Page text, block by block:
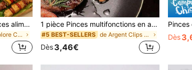
5 pièces Ensemble de pinces alimentaires en acier inoxydable, pinces de cuisine, résistantes à la chaleur et antidérapantes, convenant pour la cuisson, le grillage, le buffet, la salade et l'utilisation quotidienne en cuisine, peuvent également être utilisées comme pinces à glace/accessoires de grillage
de Multicolore Clips et pinces
1 pièce Pinces multifonctions en acier inoxydable pour barbecue, spatule à poisson, pince à pain, convient pour les outils de cuisine de camping
#5 BEST-SELLERS de Argent Clips et pinces
Dès3,46€
Dès